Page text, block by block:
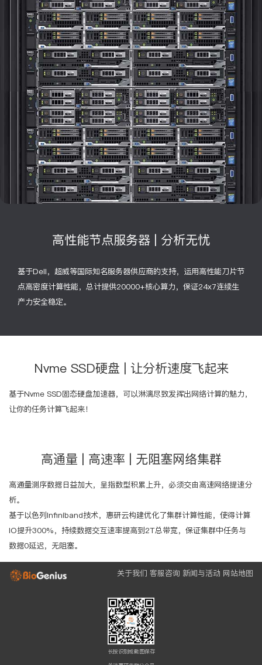
高性能节点服务器 | 分析无忧
基于Dell，超威等国际知名服务器供应商的支持，运用高性能刀片节
点高密度计算性能，总计提供20000+核心算力，保证24x7连续生
产力安全稳定。
Nvme SSD硬盘 | 让分析速度飞起来
基于Nvme SSD固态硬盘加速器，可以淋漓尽致发挥出网络计算的魅力，
让你的任务计算飞起来！
高通量 | 高速率 | 无阻塞网络集群
高通量测序数据日益加大，呈指数型积累上升，必须交由高速网络提速分
析。
基于以色列Infiniband技术，惠研云构建优化了集群计算性能，使得计算
IO提升300%，持续数据交互速率提高到2T总带宽，保证集群中任务与
数据0延迟，无阻塞。
关于我们 客服咨询 新闻与活动 网站地图
长按识别或截图保存